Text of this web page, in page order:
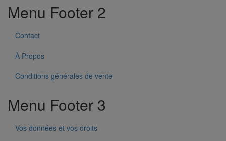
Menu Footer 2
Contact
À Propos
Conditions générales de vente
Menu Footer 3
Vos données et vos droits